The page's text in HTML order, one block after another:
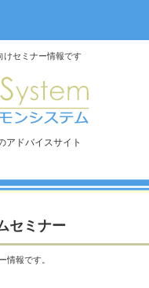
けセミナー情報です
アドバイスサイト
セミナー
情報です。